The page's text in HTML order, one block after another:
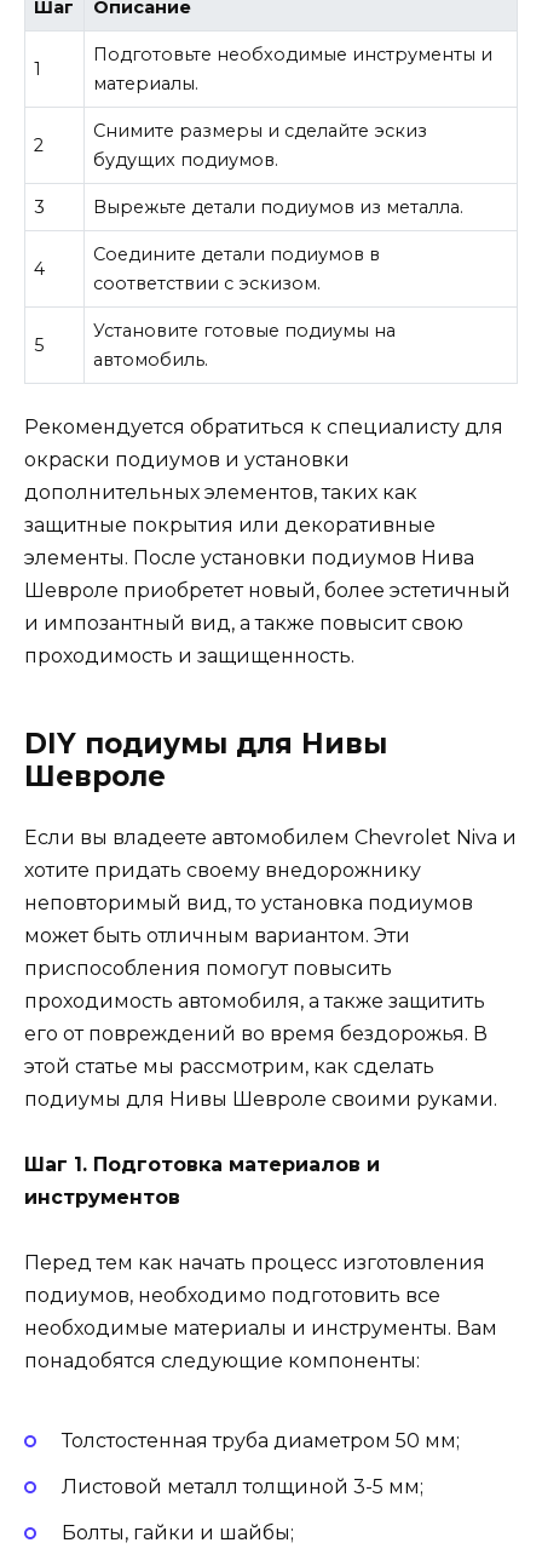
Шаг Описание
1
Подготовьте необходимые инструменты и
материалы.
2
Снимите размеры и сделайте эскиз
будущих подиумов.
3 Вырежьте детали подиумов из металла.
4
Соедините детали подиумов в
соответствии с эскизом.
5
Установите готовые подиумы на
автомобиль.
Рекомендуется обратиться к специалисту для
окраски подиумов и установки
дополнительных элементов, таких как
защитные покрытия или декоративные
элементы. После установки подиумов Нива
Шевроле приобретет новый, более эстетичный
и импозантный вид, а также повысит свою
проходимость и защищенность.
DIY подиумы для Нивы
Шевроле
Если вы владеете автомобилем Chevrolet Niva и
хотите придать своему внедорожнику
неповторимый вид, то установка подиумов
может быть отличным вариантом. Эти
приспособления помогут повысить
проходимость автомобиля, а также защитить
его от повреждений во время бездорожья. В
этой статье мы рассмотрим, как сделать
подиумы для Нивы Шевроле своими руками.
Шаг 1. Подготовка материалов и
инструментов
Перед тем как начать процесс изготовления
подиумов, необходимо подготовить все
необходимые материалы и инструменты. Вам
понадобятся следующие компоненты:
Толстостенная труба диаметром 50 мм;
Листовой металл толщиной 3-5 мм;
Болты, гайки и шайбы;